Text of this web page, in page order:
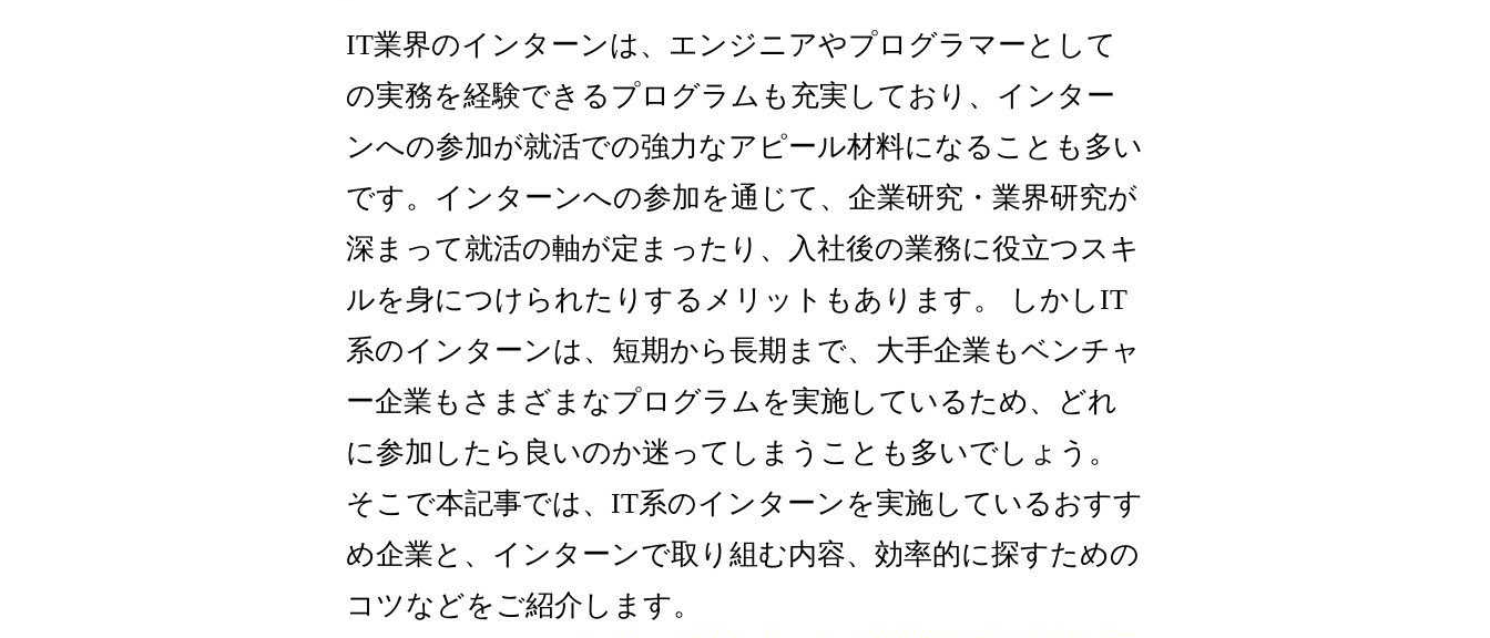
IT業界のインターンは、エンジニアやプログラマーとして
の実務を経験できるプログラムも充実しており、インター
ンへの参加が就活での強力なアピール材料になることも多い
です。インターンへの参加を通じて、企業研究・業界研究が
深まって就活の軸が定まったり、入社後の業務に役立つスキ
ルを身につけられたりするメリットもあります。 しかしIT
系のインターンは、短期から長期まで、大手企業もベンチャ
ー企業もさまざまなプログラムを実施しているため、どれ
に参加したら良いのか迷ってしまうことも多いでしょう。
そこで本記事では、IT系のインターンを実施しているおすす
め企業と、インターンで取り組む内容、効率的に探すための
コツなどをご紹介します。